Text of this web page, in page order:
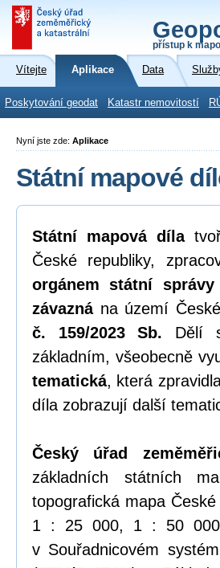
přístup k
Vítejte Aplikace Data
Poskytování geodat Katastr nemovitostí
Nyní jste zde: Aplikace
Státní mapové
Státní mapová díla
České republiky,
orgánem státní
závaznána území
č. 159/2023 Sb. Dělí
základním, všeobecně
tematická, která
díla zobrazují další
Český úřad
základních státních
topografická mapa
1 : 25 000, 1 : 50
v Souřadnicovém